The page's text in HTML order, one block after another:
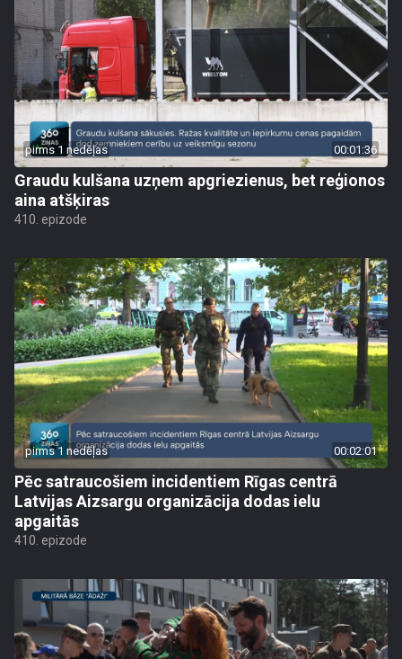
pirms 1 nedēļas 00:01:36
Graudu kulšana uzņem apgriezienus, bet reģionos
aina atšķiras
410. epizode
pirms 1 nedēļas 00:02:01
Pēc satraucošiem incidentiem Rīgas centrā
Latvijas Aizsargu organizācija dodas ielu
apgaitās
410. epizode